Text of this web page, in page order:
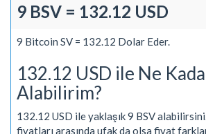
9 BSV = 132.12 USD
9 Bitcoin SV = 132.12 Dolar Eder.
132.12 USD ile Ne
Alabilirim?
132.12 USD ile yaklaşık 9 BSV
fiyatları arasında ufak da olsa fiyat